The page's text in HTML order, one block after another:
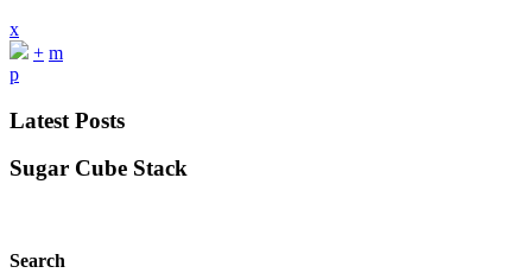
x
+ m
p
Latest Posts
Sugar Cube Stack
Search